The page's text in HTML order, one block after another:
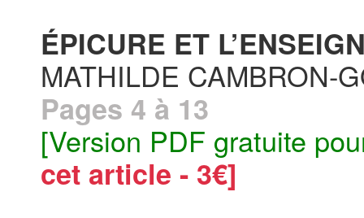
ÉPICURE ET
MATHILDE CAMBRON-
Pages 4 à 13
[Version PDF gratuite
cet article - 3€]